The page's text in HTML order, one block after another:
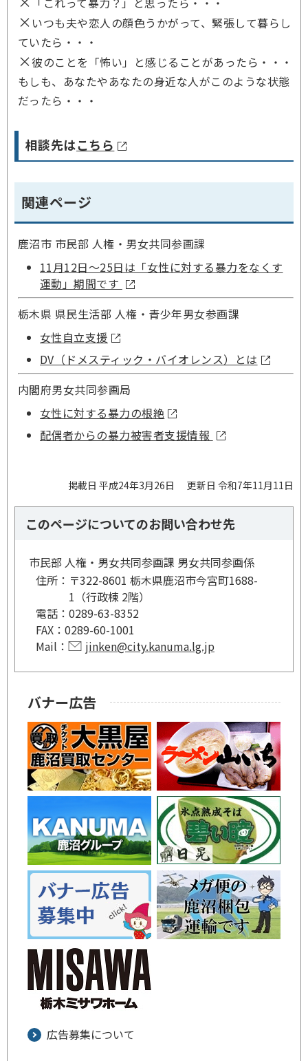
× いつも夫や恋人の顔色うかがって、緊張して暮らし
ていたら・・・
×彼のことを「怖い」と感じることがあったら・・・
もしも、 あなたやあなたの身近な人がこのような状態
だったら・・・
相談先はこちら
関連ページ
鹿沼市 市民部 人権・男女共同参画課
11月12日～25日は「女性に対する暴力をなくす
運動」期間です
栃木県 県民生活部 人権・青少年男女参画課
女性自立支援
DV（ドメスティック・バイオレンス）とは
内閣府男女共同参画局
女性に対する暴力の根絶
配偶者からの暴力被害者支援情報
掲載日 平成24年3月26日 更新日 令和7年11月11日
このページについてのお問い合わせ先
市民部 人権・男女共同参画課 男女共同参画係
住所： 〒322-8601 栃木県鹿沼市今宮町1688-
1（行政棟 2階）
電話： 0289-63-8352
FAX： 0289-60-1001
Mail：
jinken@city.kanuma.lg.jp
バナー広告
広告募集について